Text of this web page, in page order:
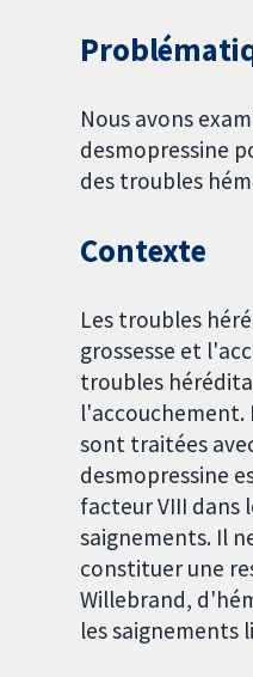
Nous avons
desmopressine
des troubles
Contexte
Les troubles
grossesse et
troubles
l'accouchement.
sont traitées
desmopressine
facteur VIII
saignements. Il
constituer une
Willebrand,
les saignements